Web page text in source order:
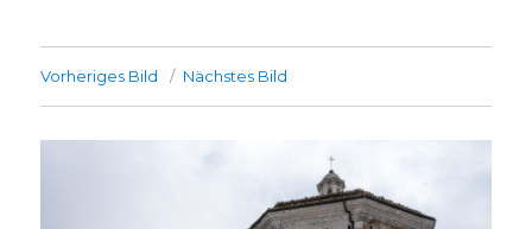
Vorheriges Bild Nächstes Bild